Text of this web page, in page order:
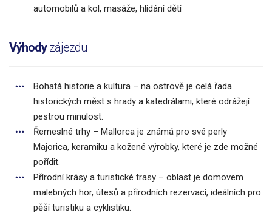
automobilů a kol, masáže, hlídání dětí
Výhodyzájezdu
Bohatá historie a kultura – na ostrově je celá řada
historických měst s hrady a katedrálami, které odrážejí
pestrou minulost.
Řemeslné trhy – Mallorca je známá pro své perly
Majorica, keramiku a kožené výrobky, které je zde možné
pořídit.
Přírodní krásy a turistické trasy – oblast je domovem
malebných hor, útesů a přírodních rezervací, ideálních pro
pěší turistiku a cyklistiku.